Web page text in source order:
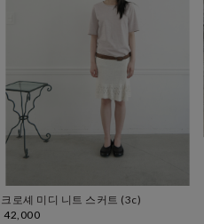
크로셰 미디 니트 스커트 (3c)
42,000